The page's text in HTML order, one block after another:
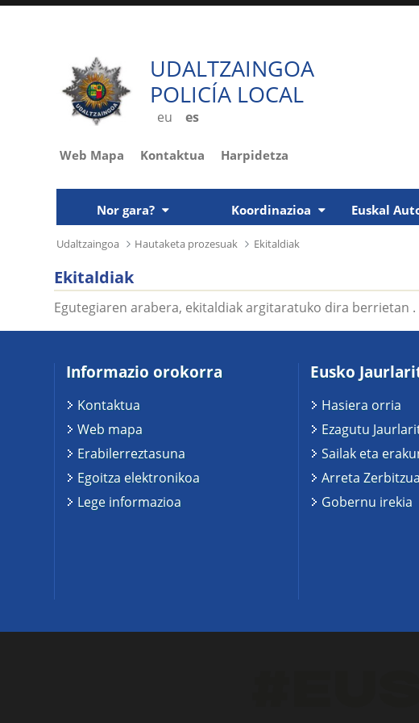
UDALTZAINGOA
POLICÍA LOCAL
eu es
Web Mapa Kontaktua Harpidetza
Nor gara? Koordinazioa Euskal
Udaltzaingoa Hautaketa prozesuak Ekitaldiak
Ekitaldiak
Egutegiaren arabera, ekitaldiak argitaratuko dira berrietan .
Informazio orokorra
Kontaktua
Web mapa
Erabilerreztasuna
Egoitza elektronikoa
Lege informazioa
Eusko
Hasiera orria
Ezagutu
Sailak eta
Arreta Zerbitzua
Gobernu irekia